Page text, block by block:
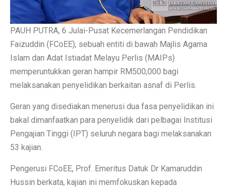
PAUH PUTRA, 6 Julai-Pusat Kecemerlangan Pendidikan
Faizuddin (FCoEE), sebuah entiti di bawah Majlis Agama
Islam dan Adat Istiadat Melayu Perlis (MAIPs)
memperuntukkan geran hampir RM500,000 bagi
melaksanakan penyelidikan berkaitan asnaf di Perlis.
Geran yang disediakan menerusi dua fasa penyelidikan ini
bakal dimanfaatkan para penyelidik dari pelbagai Institusi
Pengajian Tinggi (IPT) seluruh negara bagi melaksanakan
53 kajian.
Pengerusi FCoEE, Prof. Emeritus Datuk Dr Kamaruddin
Hussin berkata, kajian ini memfokuskan kepada